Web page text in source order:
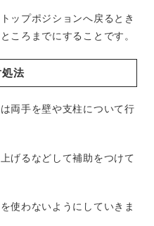
ップポジションへ戻るとき
ころまでにすることです。
法
両手を壁や支柱について行
げるなどして補助をつけて
使わないようにしていきま